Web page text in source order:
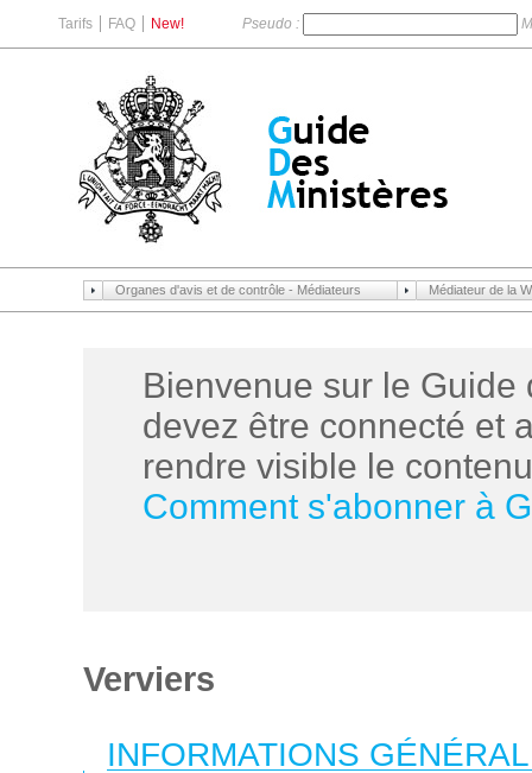
Tarifs FAQ New! Pseudo :
Organes d'avis et de contrôle - Médiateurs Médiateur de la
Bienvenue sur le Guide
devez être connecté et
rendre visible le
Comment s'abonner à
Verviers
INFORMATIONS